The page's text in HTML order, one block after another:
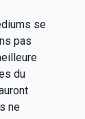
se
pas
du
ne